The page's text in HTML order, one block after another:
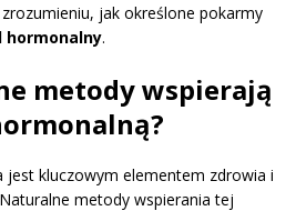
jak określone pokarmy
hormonalny.
metody wspierają
jest kluczowym elementem zdrowia i
metody wspierania tej